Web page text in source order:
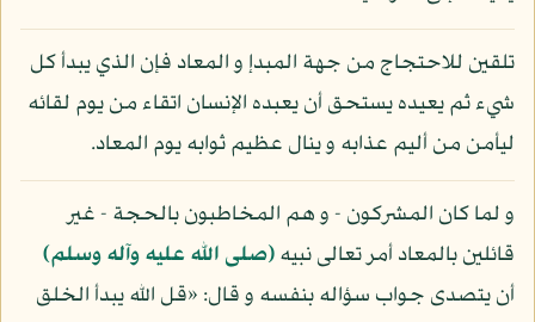
تلقين للاحتجاج من جهة المبدإ و المعاد فإن الذي يبدأ كل
شيء ثم يعيده يستحق أن يعبده الإنسان اتقاء من يوم لقائه
ليأمن من أليم عذابه و ينال عظيم ثوابه يوم المعاد.
و لما كان المشركون - و هم المخاطبون بالحجة - غير
قائلين بالمعاد أمر تعالى نبيه(صلى الله عليه وآله وسلم)
أن يتصدى جواب سؤاله بنفسه و قال: «قل الله يبدأ الخلق